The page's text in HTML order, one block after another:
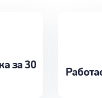
за 30